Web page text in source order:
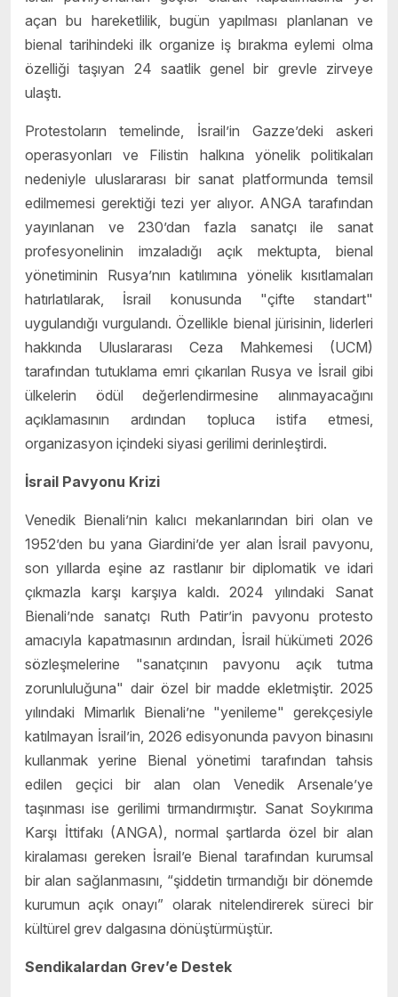
açan bu hareketlilik, bugün yapılması planlanan ve
bienal tarihindeki ilk organize iş bırakma eylemi olma
özelliği taşıyan 24 saatlik genel bir grevle zirveye
ulaştı.
Protestoların temelinde, İsrail’in Gazze’deki askeri
operasyonları ve Filistin halkına yönelik politikaları
nedeniyle uluslararası bir sanat platformunda temsil
edilmemesi gerektiği tezi yer alıyor. ANGA tarafından
yayınlanan ve 230’dan fazla sanatçı ile sanat
profesyonelinin imzaladığı açık mektupta, bienal
yönetiminin Rusya’nın katılımına yönelik kısıtlamaları
hatırlatılarak, İsrail konusunda "çifte standart"
uygulandığı vurgulandı. Özellikle bienal jürisinin, liderleri
hakkında Uluslararası Ceza Mahkemesi (UCM)
tarafından tutuklama emri çıkarılan Rusya ve İsrail gibi
ülkelerin ödül değerlendirmesine alınmayacağını
açıklamasının ardından topluca istifa etmesi,
organizasyon içindeki siyasi gerilimi derinleştirdi.
İsrail Pavyonu Krizi
Venedik Bienali’nin kalıcı mekanlarından biri olan ve
1952’den bu yana Giardini’de yer alan İsrail pavyonu,
son yıllarda eşine az rastlanır bir diplomatik ve idari
çıkmazla karşı karşıya kaldı. 2024 yılındaki Sanat
Bienali’nde sanatçı Ruth Patir’in pavyonu protesto
amacıyla kapatmasının ardından, İsrail hükümeti 2026
sözleşmelerine "sanatçının pavyonu açık tutma
zorunluluğuna" dair özel bir madde ekletmiştir. 2025
yılındaki Mimarlık Bienali’ne "yenileme" gerekçesiyle
katılmayan İsrail’in, 2026 edisyonunda pavyon binasını
kullanmak yerine Bienal yönetimi tarafından tahsis
edilen geçici bir alan olan Venedik Arsenale’ye
taşınması ise gerilimi tırmandırmıştır. Sanat Soykırıma
Karşı İttifakı (ANGA), normal şartlarda özel bir alan
kiralaması gereken İsrail’e Bienal tarafından kurumsal
bir alan sağlanmasını, “şiddetin tırmandığı bir dönemde
kurumun açık onayı” olarak nitelendirerek süreci bir
kültürel grev dalgasına dönüştürmüştür.
Sendikalardan Grev’e Destek